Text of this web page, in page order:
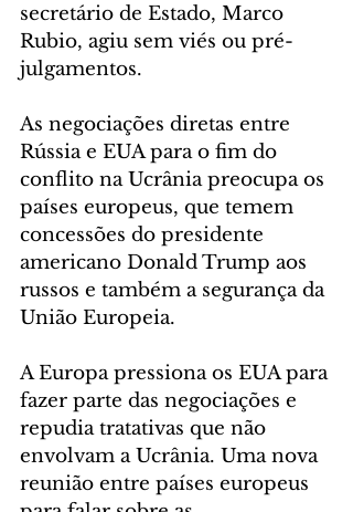
secretário de Estado, Marco
Rubio, agiu sem viés ou pré-
julgamentos.
As negociações diretas entre
Rússia e EUA para o fim do
conflito na Ucrânia preocupa os
países europeus, que temem
concessões do presidente
americano Donald Trump aos
russos e também a segurança da
União Europeia.
A Europa pressiona os EUA para
fazer parte das negociações e
repudia tratativas que não
envolvam a Ucrânia. Uma nova
reunião entre países europeus